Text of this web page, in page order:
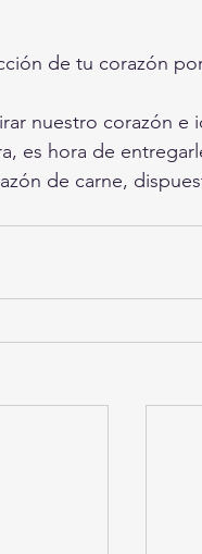
de tu corazón
nuestro corazón e
es hora de
de carne,